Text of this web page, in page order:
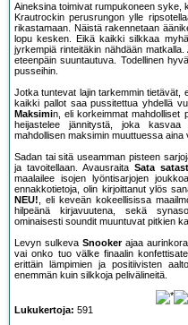
Aineksina toimivat rumpukoneen syke,
Krautrockin perusrungon ylle
rikastamaan. Näistä rakennetaan
lopu kesken. Eikä kaikki silkkaa
jyrkempiä rinteitäkin nähdään
eteenpäin suuntautuva. Todellinen
pusseihin.
Jotka tuntevat lajin tarkemmin tietävät,
kaikki pallot saa pussitettua yhdellä
Maksimin, eli korkeimmat mahdolliset
heijastelee jännitystä, joka
mahdollisen maksimin muuttuessa
Sadan tai sitä useamman pisteen
ja tavoitellaan. Avausraita Sata
maalailee isojen lyöntisarjojen
ennakkotietoja, olin kirjoittanut ylös
NEU!, eli keveän kokeellisissa
hilpeänä kirjavuutena, sekä
ominaisesti soundit muuntuvat pitkien
Levyn sulkeva Snookerajaa
vai onko tuo välke finaalin
erittäin lämpimien ja positiivisten
enemmän kuin silkkoja pelivälineitä.
Lukukertoja: 591